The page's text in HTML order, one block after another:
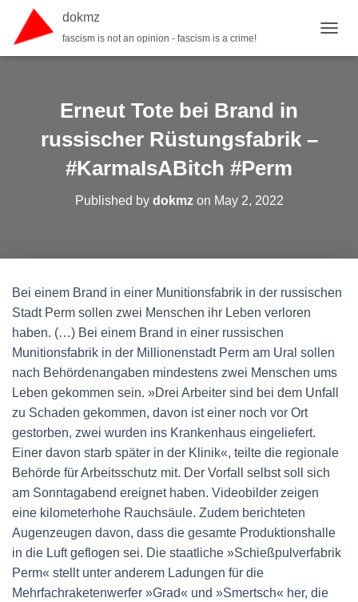
dokmz
fascism is not an opinion - fascism is a crime!
Erneut Tote bei Brand in
russischer Rüstungsfabrik –
#KarmaIsABitch #Perm
Published by dokmzon May 2, 2022
Bei einem Brand in einer Munitionsfabrik in der russischen
Stadt Perm sollen zwei Menschen ihr Leben verloren
haben. (…) Bei einem Brand in einer russischen
Munitionsfabrik in der Millionenstadt Perm am Ural sollen
nach Behördenangaben mindestens zwei Menschen ums
Leben gekommen sein. »Drei Arbeiter sind bei dem Unfall
zu Schaden gekommen, davon ist einer noch vor Ort
gestorben, zwei wurden ins Krankenhaus eingeliefert.
Einer davon starb später in der Klinik«, teilte die regionale
Behörde für Arbeitsschutz mit. Der Vorfall selbst soll sich
am Sonntagabend ereignet haben. Videobilder zeigen
eine kilometerhohe Rauchsäule. Zudem berichteten
Augenzeugen davon, dass die gesamte Produktionshalle
in die Luft geflogen sei. Die staatliche »Schießpulverfabrik
Perm« stellt unter anderem Ladungen für die
Mehrfachraketenwerfer »Grad« und »Smertsch« her, die